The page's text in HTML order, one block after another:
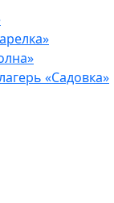
«Садовка»